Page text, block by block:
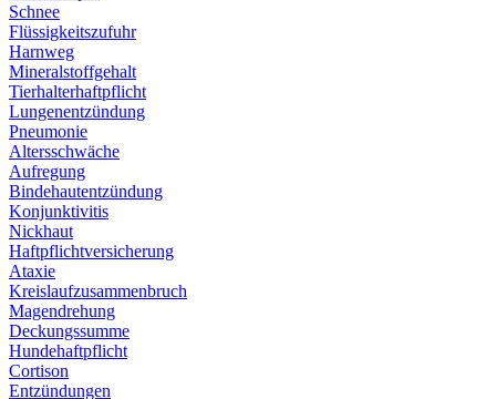
Schnee
Flüssigkeitszufuhr
Harnweg
Mineralstoffgehalt
Tierhalterhaftpflicht
Lungenentzündung
Pneumonie
Altersschwäche
Aufregung
Bindehautentzündung
Konjunktivitis
Nickhaut
Haftpflichtversicherung
Ataxie
Kreislaufzusammenbruch
Magendrehung
Deckungssumme
Hundehaftpflicht
Cortison
Entzündungen